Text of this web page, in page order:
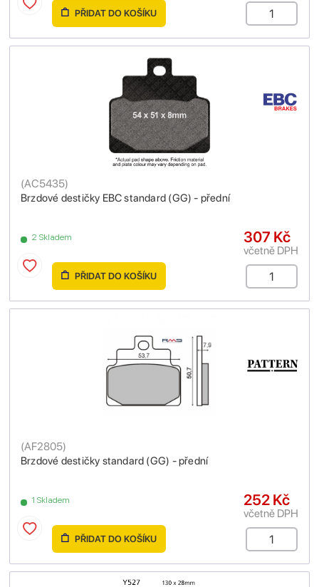
PŘIDAT DO KOŠÍKU
Brzdové destičky EBC standard (GG) - přední
(AC5435)
2 Skladem 307 Kč
včetně DPH
PŘIDAT DO KOŠÍKU
Brzdové destičky standard (GG) - přední
(AF2805)
1 Skladem 252 Kč
včetně DPH
PŘIDAT DO KOŠÍKU